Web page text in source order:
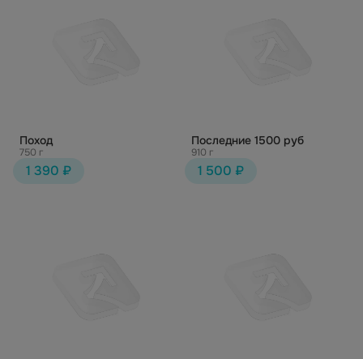
Поход
750 г
1 390 ₽
Последние 1500 руб
910 г
1 500 ₽